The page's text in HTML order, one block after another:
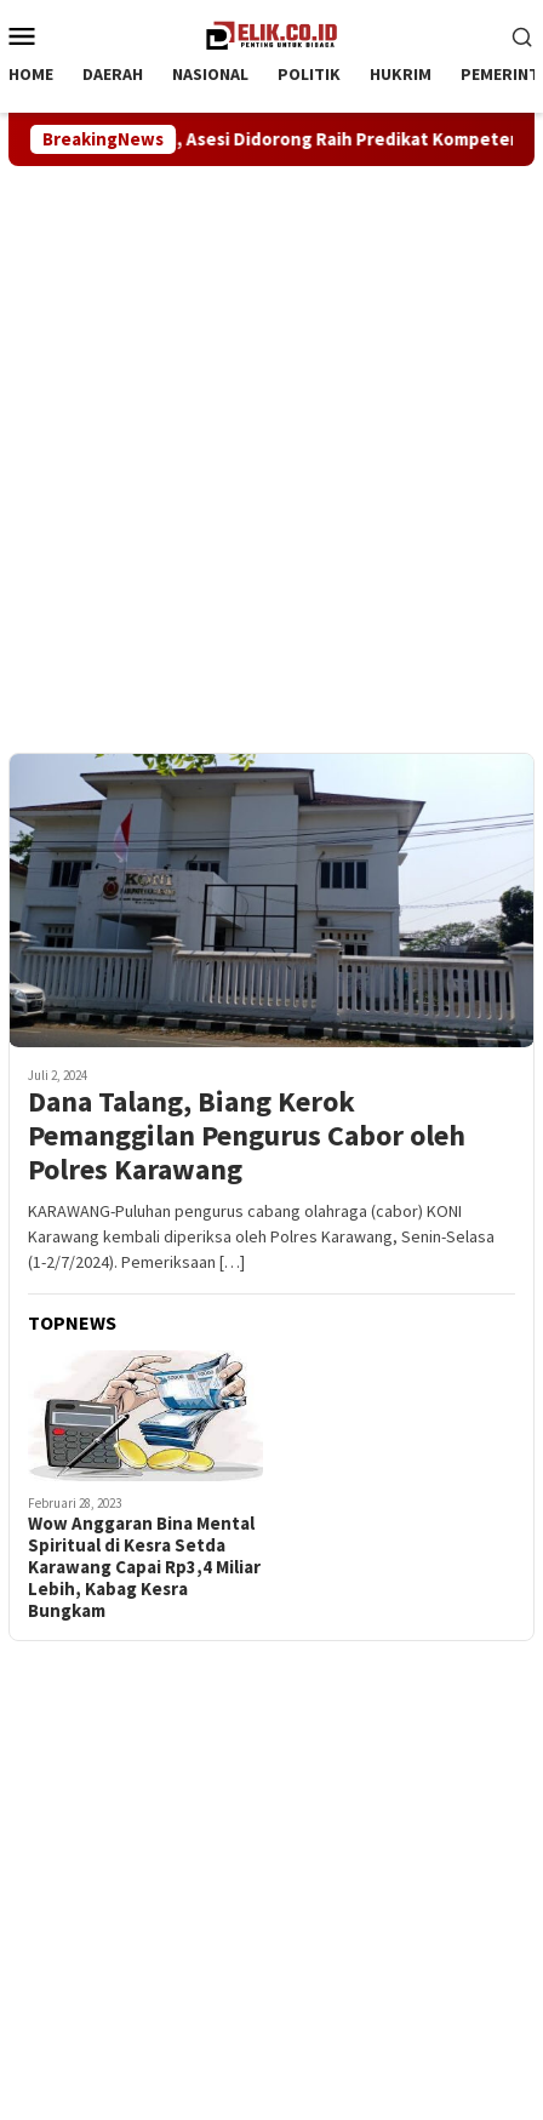
ke
Mobile
HOME DAERAH NASIONAL POLITIK HUKRIM
BreakingNews
Raih Predikat Kompeten Sinergi ASOKA
Juli 2, 2024
Dana Talang, Biang Kerok
Pemanggilan Pengurus Cabor oleh
Polres Karawang
KARAWANG-Puluhan pengurus cabang olahraga (cabor) KONI
Karawang kembali diperiksa oleh Polres Karawang, Senin-Selasa
(1-2/7/2024). Pemeriksaan […]
TOPNEWS
Februari 28, 2023
Wow Anggaran Bina Mental
Spiritual di Kesra Setda
Karawang Capai Rp3,4 Miliar
Lebih, Kabag Kesra
Bungkam